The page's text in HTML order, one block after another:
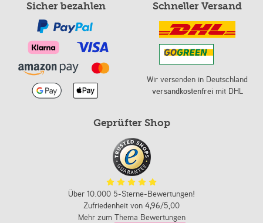
Sicher bezahlen Schneller Versand
Wir versenden in Deutschland
versandkostenfreimit DHL
Geprüfter Shop
Über 10.000 5-Sterne-Bewertungen!
Zufriedenheit von 4,96/5,00
Mehr zum Thema Bewertungen